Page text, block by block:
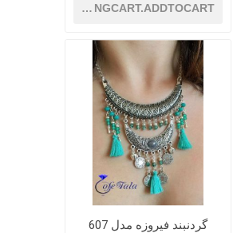
SHOPPINGCART.ADDTOCART
گردنبند فیروزه مدل 607